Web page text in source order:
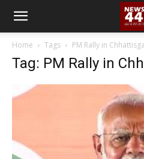
Home Tags PM Rally in
Tag: PM Rally in